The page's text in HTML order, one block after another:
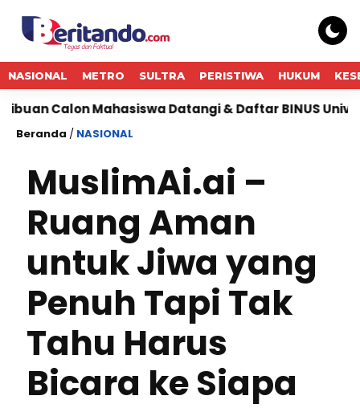
NASIONAL METRO SULTRA PERISTIWA HUKUM
Datangi & Daftar BINUS University,
Beranda / NASIONAL
MuslimAi.ai –
Ruang Aman
untuk Jiwa yang
Penuh Tapi Tak
Tahu Harus
Bicara ke Siapa